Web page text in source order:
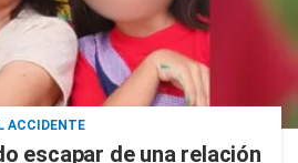
ACCIDENTE
escapar de una relación